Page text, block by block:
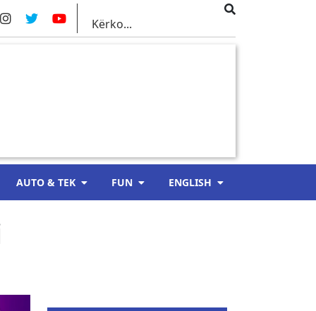
AUTO & TEK FUN ENGLISH